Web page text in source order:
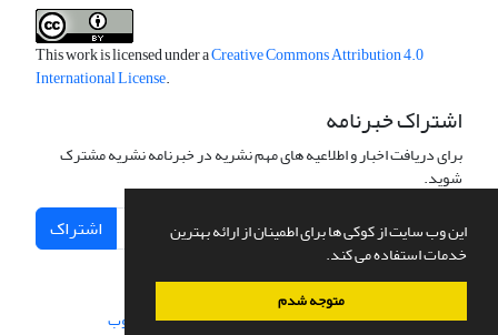
این وب سایت از کوکی ها برای اطمینان از ارائه بهترین
خدمات استفاده می کند.
متوجه شدم
This work is licensed under aCreative Commons Attribution 4.0
International License.
اشتراک خبرنامه
برای دریافت اخبار و اطلاعیه های مهم نشریه در خبرنامه نشریه مشترک
شوید.
اشتراک
سامانه مدیریت نشریات علمی.طراحی و پیاده سازی از سیناوب